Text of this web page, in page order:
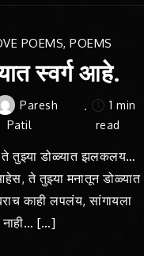
POEMS, POEMS
स्वर्ग आहे.
Paresh
Patil
1 min
read
तुझ्या डोळ्यात झलकलय…
ते तुझ्या मनातून डोळ्यात
काही लपलंय, सांगायला
[…]